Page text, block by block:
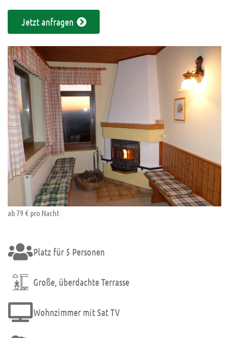
Jetzt anfragen
ab 79 € pro Nacht
Platz für 5 Personen
Große, überdachte Terrasse
Wohnzimmer mit Sat TV